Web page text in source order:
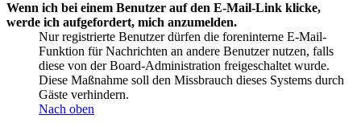
Wenn ich bei einem Benutzer auf den E-Mail-Link klicke,
werde ich aufgefordert, mich anzumelden.
Nur registrierte Benutzer dürfen die foreninterne E-Mail-
Funktion für Nachrichten an andere Benutzer nutzen, falls
diese von der Board-Administration freigeschaltet wurde.
Diese Maßnahme soll den Missbrauch dieses Systems durch
Gäste verhindern.
Nach oben